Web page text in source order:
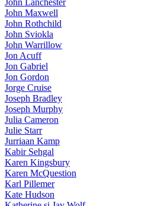
John Lanchester
John Maxwell
John Rothchild
John Sviokla
John Warrillow
Jon Acuff
Jon Gabriel
Jon Gordon
Jorge Cruise
Joseph Bradley
Joseph Murphy
Julia Cameron
Julie Starr
Jurriaan Kamp
Kabir Sehgal
Karen Kingsbury
Karen McQuestion
Karl Pillemer
Kate Hudson